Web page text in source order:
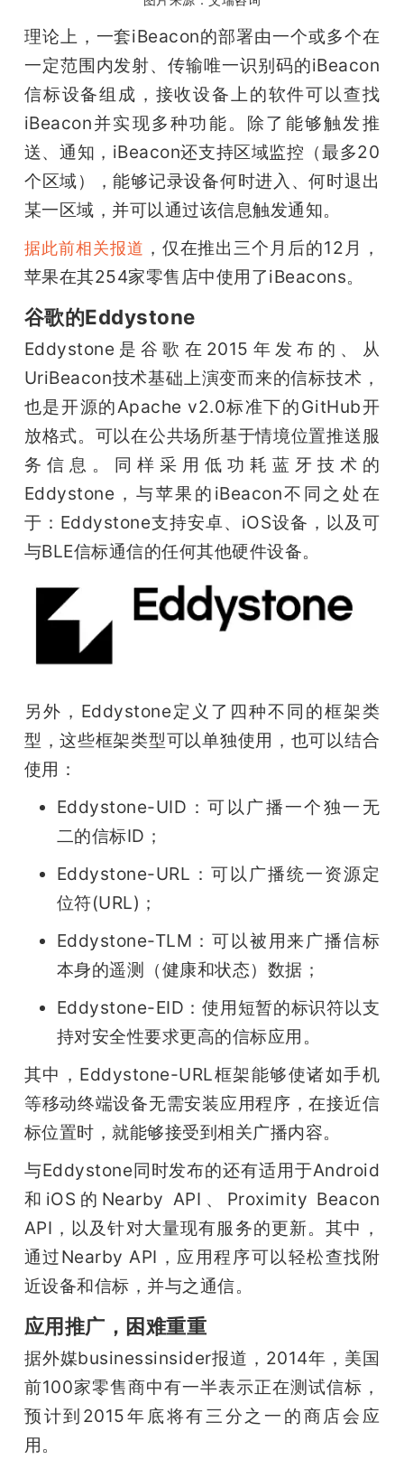
理论上，一套iBeacon的部署由一个或多个在
一定范围内发射、传输唯一识别码的iBeacon
信标设备组成，接收设备上的软件可以查找
iBeacon并实现多种功能。除了能够触发推
送、通知，iBeacon还支持区域监控（最多20
个区域），能够记录设备何时进入、何时退出
某一区域，并可以通过该信息触发通知。
据此前相关报道 ，仅在推出三个月后的12月，
苹果在其254家零售店中使用了iBeacons。
谷歌的Eddystone
Eddystone是谷歌在2015年发布的、从
UriBeacon技术基础上演变而来的信标技术，
也是开源的Apache v2.0标准下的GitHub开
放格式。可以在公共场所基于情境位置推送服
务信息。同样采用低功耗蓝牙技术的
Eddystone，与苹果的iBeacon不同之处在
于：Eddystone支持安卓、iOS设备，以及可
与BLE信标通信的任何其他硬件设备。
另外，Eddystone定义了四种不同的框架类
型，这些框架类型可以单独使用，也可以结合
使用：
Eddystone-UID：可以广播一个独一无
二的信标ID；
Eddystone-URL：可以广播统一资源定
位符(URL)；
Eddystone-TLM：可以被用来广播信标
本身的遥测（健康和状态）数据；
Eddystone-EID：使用短暂的标识符以支
持对安全性要求更高的信标应用。
其中，Eddystone-URL框架能够使诸如手机
等移动终端设备无需安装应用程序，在接近信
标位置时，就能够接受到相关广播内容。
与Eddystone同时发布的还有适用于Android
和iOS的Nearby API、Proximity Beacon
API，以及针对大量现有服务的更新。其中，
通过Nearby API，应用程序可以轻松查找附
近设备和信标，并与之通信。
应用推广，困难重重
据外媒businessinsider报道，2014年，美国
前100家零售商中有一半表示正在测试信标，
预计到2015年底将有三分之一的商店会应
用。